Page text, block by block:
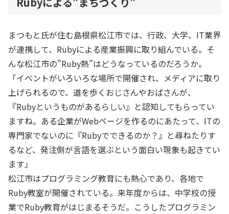
まつもと氏が住む島根県松江市では、行政、大学、IT業界
が連携して、Rubyによる産業振興に取り組んでいる。そ
んな松江市の”Ruby熱”はどうなっているのだろうか。
「イベントがいろいろな場所で開催され、メディアに取り
上げられるので、道を歩くおじさんやおばさんが、
『Rubyというものがあるらしい』と認知してもらってい
ますね。ある企業がWebページを作るのにあたって、ITの
専門家でないのに『Rubyでできるのか？』と尋ねたりす
るなど、発注側が言語を選ぶという面白い現象も起きてい
ます」
松江市はプログラミング教育にも熱心であり、各地で
Ruby教室が開催されている。来年度からは、中学校の授
業でRuby教育がはじまるそうだ。こうしたプログラミン